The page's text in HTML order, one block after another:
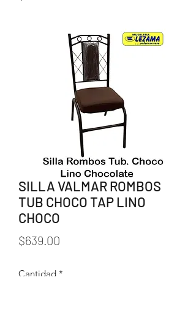
SILLA VALMAR ROMBOS
TUB CHOCO TAP LINO
CHOCO
$639.00
Cantidad *